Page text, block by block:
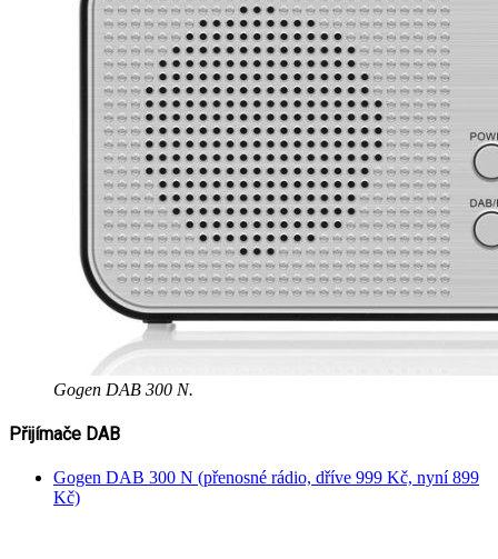
Gogen DAB 300 N.
Přijímače DAB
Gogen DAB 300 N (přenosné rádio, dříve 999 Kč, nyní 899
Kč)